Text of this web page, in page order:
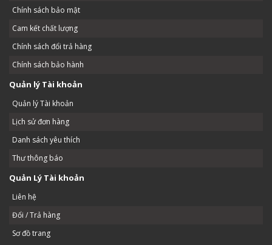
Chính sách bảo mật
Cam kết chất lượng
Chính sách đổi trả hàng
Chính sách bảo hành
Quản lý Tài khoản
Quản lý Tài khoản
Lịch sử đơn hàng
Danh sách yêu thích
Thư thông báo
Quản Lý Tài khoản
Liên hệ
Đổi / Trả hàng
Sơ đồ trang